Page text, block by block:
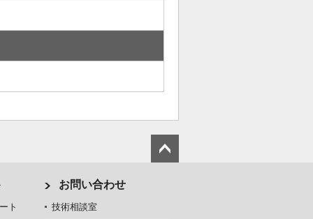
ト
お問い合わせ
技術相談室